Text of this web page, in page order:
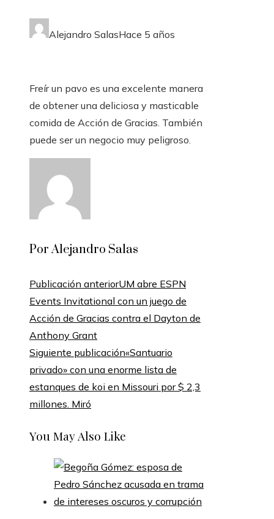
Alejandro SalasHace 5 años
Freír un pavo es una excelente manera
de obtener una deliciosa y masticable
comida de Acción de Gracias. También
puede ser un negocio muy peligroso.
Por Alejandro Salas
Publicación anteriorUM abre ESPN
Events Invitational con un juego de
Acción de Gracias contra el Dayton de
Anthony Grant
Siguiente publicación«Santuario
privado» con una enorme lista de
estanques de koi en Missouri por $ 2,3
millones. Miró
You May Also Like